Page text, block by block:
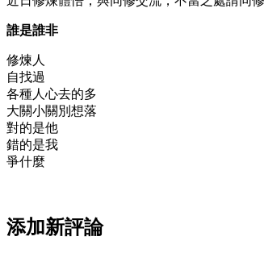
誰是誰非
修煉人
自找過
各種人心去的多
大關小關別想落
對的是他
錯的是我
爭什麼
添加新評論